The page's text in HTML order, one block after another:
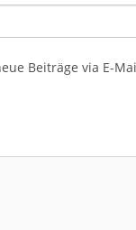
Beiträge via E-